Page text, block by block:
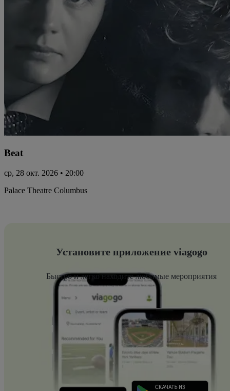
Beat
ср, 28 окт. 2026 • 20:00
Palace Theatre Columbus
Установите приложение viagogo
Быстро и легко находите любимые мероприятия